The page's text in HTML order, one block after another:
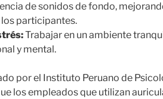
de sonidos de fondo,
participantes.
Trabajar en un ambiente
y mental.
por el Instituto Peruano de
los empleados que utilizan